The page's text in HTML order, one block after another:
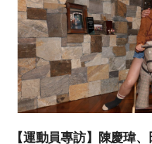
【運動員專訪】陳慶瑋